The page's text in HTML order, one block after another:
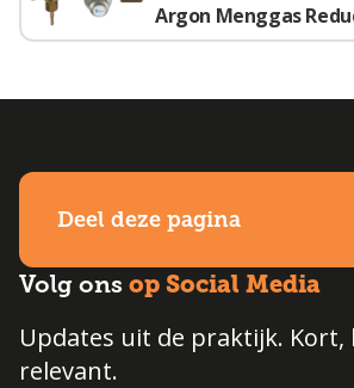
Argon Menggas
Deel deze pagina
Volg ons op Social Media
Updates uit de praktijk. Kort,
relevant.